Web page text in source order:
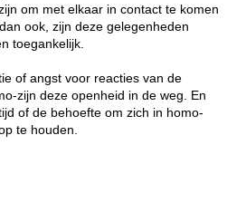
om met elkaar in contact te komen
ook, zijn deze gelegenheden
toegankelijk.
of angst voor reacties van de
zijn deze openheid in de weg. En
of de behoefte om zich in homo-
te houden.